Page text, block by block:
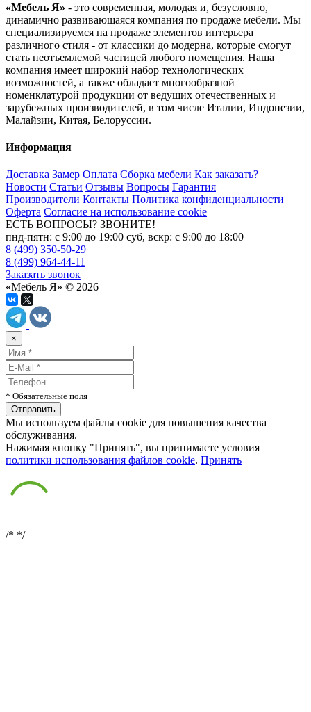
«Мебель Я» - это современная, молодая и, безусловно,
динамично развивающаяся компания по продаже мебели. Мы
специализируемся на продаже элементов интерьера
различного стиля - от классики до модерна, которые смогут
стать неотъемлемой частицей любого помещения. Наша
компания имеет широкий набор технологических
возможностей, а также обладает многообразной
номенклатурой продукции от ведущих отечественных и
зарубежных производителей, в том числе Италии, Индонезии,
Малайзии, Китая, Белоруссии.
Информация
Доставка Замер Оплата Сборка мебели Как заказать?
Новости Статьи Отзывы Вопросы Гарантия
Производители Контакты Политика конфиденциальности
Оферта Согласие на использование cookie
ЕСТЬ ВОПРОСЫ? ЗВОНИТЕ!
пнд-пятн: с 9:00 до 19:00 суб, вскр: с 9:00 до 18:00
8 (499) 350-50-29
8 (499) 964-44-11
Заказать звонок
«Мебель Я» © 2026
×
* Обязательные поля
Мы используем файлы cookie для повышения качества
обслуживания.
Нажимая кнопку "Принять", вы принимаете условия
политики использования файлов cookie. Принять
/* */